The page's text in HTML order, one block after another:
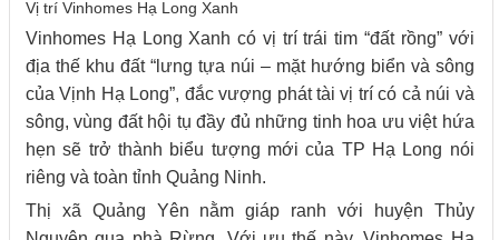
Vị trí Vinhomes Hạ Long Xanh
Vinhomes Hạ Long Xanh có vị trí trái tim “đất rồng” với
địa thế khu đất “lưng tựa núi – mặt hướng biển và sông
của Vịnh Hạ Long”, đắc vượng phát tài vị trí có cả núi và
sông, vùng đất hội tụ đầy đủ những tinh hoa ưu việt hứa
hẹn sẽ trở thành biểu tượng mới của TP Hạ Long nói
riêng và toàn tỉnh Quảng Ninh.
Thị xã Quảng Yên nằm giáp ranh với huyện Thủy